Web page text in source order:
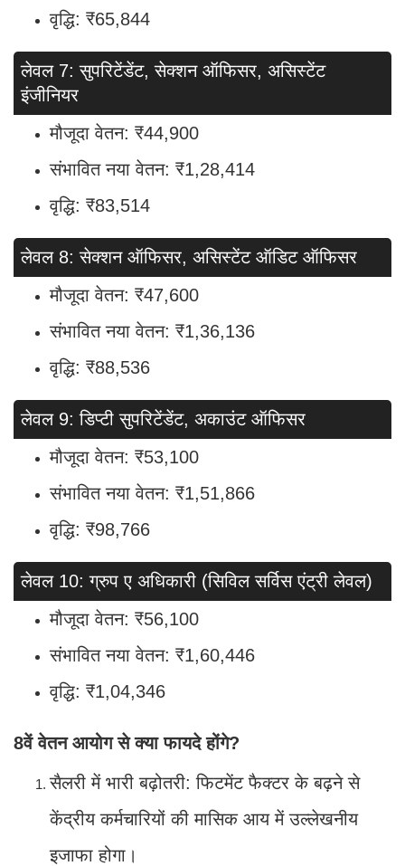
वृद्धि: ₹65,844
लेवल 7: सुपरिटेंडेंट, सेक्शन ऑफिसर, असिस्टेंट
इंजीनियर
मौजूदा वेतन: ₹44,900
संभावित नया वेतन: ₹1,28,414
वृद्धि: ₹83,514
लेवल 8: सेक्शन ऑफिसर, असिस्टेंट ऑडिट ऑफिसर
मौजूदा वेतन: ₹47,600
संभावित नया वेतन: ₹1,36,136
वृद्धि: ₹88,536
लेवल 9: डिप्टी सुपरिटेंडेंट, अकाउंट ऑफिसर
मौजूदा वेतन: ₹53,100
संभावित नया वेतन: ₹1,51,866
वृद्धि: ₹98,766
लेवल 10: ग्रुप ए अधिकारी (सिविल सर्विस एंट्री लेवल)
मौजूदा वेतन: ₹56,100
संभावित नया वेतन: ₹1,60,446
वृद्धि: ₹1,04,346
8वें वेतन आयोग से क्या फायदे होंगे?
सैलरी में भारी बढ़ोतरी: फिटमेंट फैक्टर के बढ़ने से
केंद्रीय कर्मचारियों की मासिक आय में उल्लेखनीय
इजाफा होगा।